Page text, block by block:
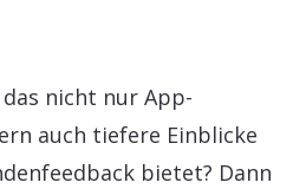
nicht nur App-
auch tiefere Einblicke
bietet? Dann